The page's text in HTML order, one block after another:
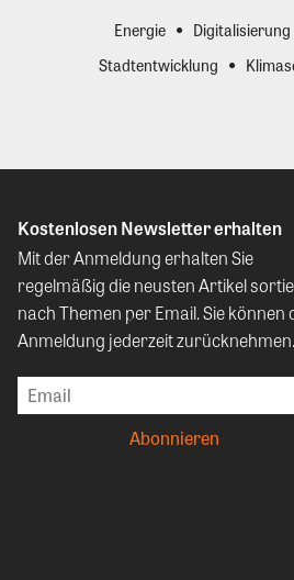
Energie Digitalisierung
Stadtentwicklung
Kostenlosen Newsletter erhalten
Mit der Anmeldung erhalten Sie
regelmäßig die neusten Artikel
nach Themen per Email. Sie können
Anmeldung jederzeit zurücknehmen.